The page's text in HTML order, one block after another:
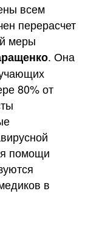
всем
перерасчет
меры
. Она
80% от
помощи
в